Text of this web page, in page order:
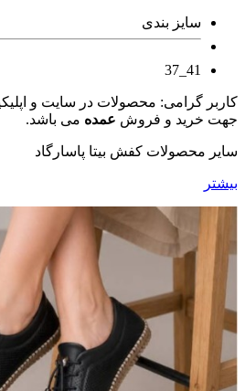
سایز بندی
41_37
کاربر گرامی: محصولات در سایت و
جهت خرید و فروش عمده می باشد.
سایر محصولات کفش بیتا پاسارگاد
بیشتر